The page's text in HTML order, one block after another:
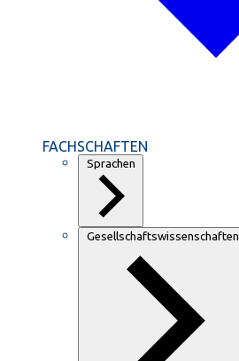
FACHSCHAFTEN
Sprachen
Gesellschaftswissenschaften